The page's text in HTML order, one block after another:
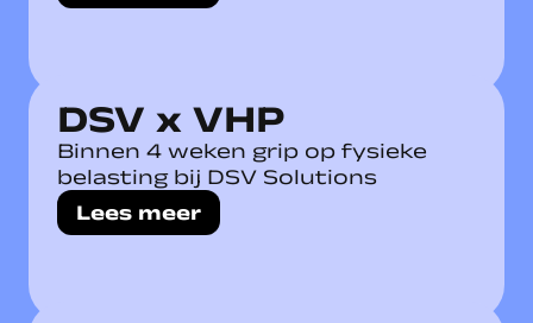
DSV x VHP
Binnen 4 weken grip op fysieke
belasting bij DSV Solutions
Lees meer